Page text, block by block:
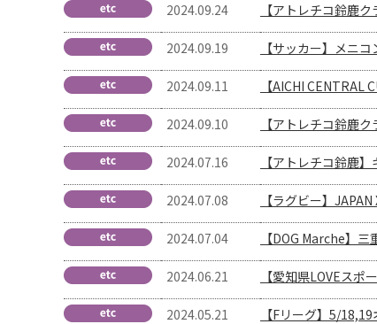
2024.09.24 【アトレチコ鈴鹿
2024.09.19 【サッカー】メニ
2024.09.11 【AICHI CENTRAL
2024.09.10 【アトレチコ鈴鹿
2024.07.16 【アトレチコ鈴鹿
2024.07.08 【ラグビー】
2024.07.04 【DOG Marche】
2024.06.21 【愛知県LOVEスポ
2024.05.21 【Fリーグ】5/